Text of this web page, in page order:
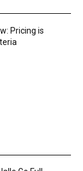
Pricing is